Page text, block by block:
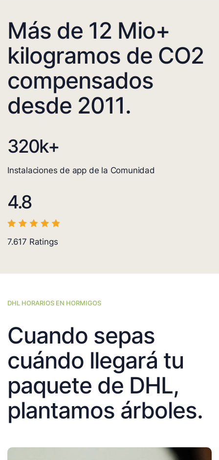
Más de 12 Mio+
kilogramos de CO2
compensados
desde 2011.
320k+
Instalaciones de app de la Comunidad
4.8
7.617 Ratings
DHL HORARIOS EN HORMIGOS
Cuando sepas
cuándo llegará tu
paquete de DHL,
plantamos árboles.